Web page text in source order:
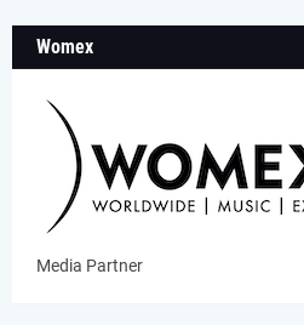
Womex
Media Partner